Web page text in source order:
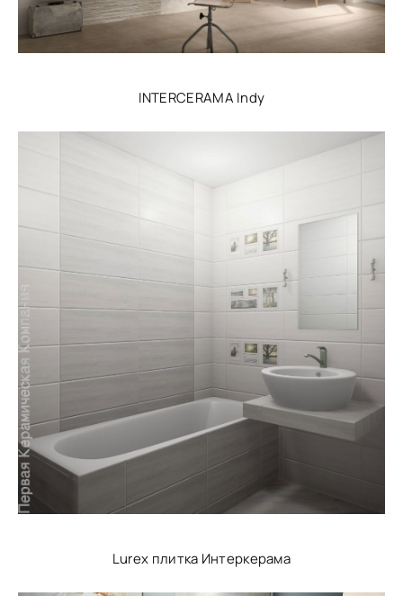
INTERCERAMA Indy
Lurex плитка Интеркерама